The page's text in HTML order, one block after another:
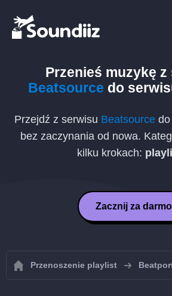
Przenieś muzykę
Beatsource do
Przejdź z serwisu Beatsource
bez zaczynania od nowa.
kilku krokach:
Zacznij za darmo
Przenoszenie playlist